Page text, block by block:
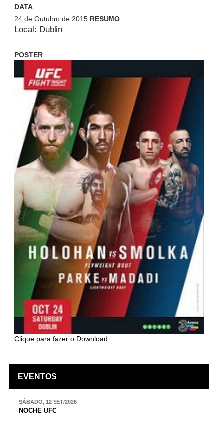
DATA
24 de Outubro de 2015 RESUMO
Local: Dublin
POSTER
Clique para fazer o Download.
EVENTOS
SÁBADO, 12 SET/2026
NOCHE UFC